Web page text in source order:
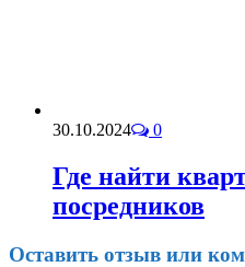
30.10.2024 0
Где найти
посредников
Оставить отзыв или